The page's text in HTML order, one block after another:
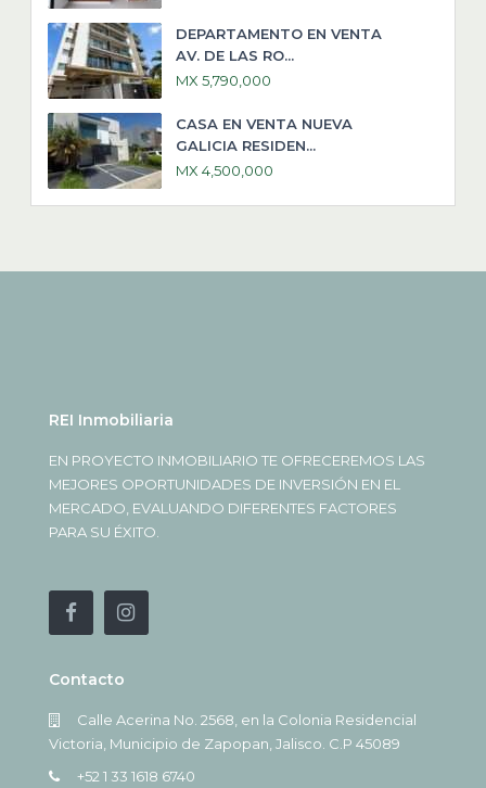
DEPARTAMENTO EN VENTA
AV. DE LAS RO...
MX 5,790,000
CASA EN VENTA NUEVA
GALICIA RESIDEN...
MX 4,500,000
REI Inmobiliaria
EN PROYECTO INMOBILIARIO TE OFRECEREMOS LAS
MEJORES OPORTUNIDADES DE INVERSIÓN EN EL
MERCADO, EVALUANDO DIFERENTES FACTORES
PARA SU ÉXITO.
Contacto
Calle Acerina No. 2568, en la Colonia Residencial
Victoria, Municipio de Zapopan, Jalisco. C.P 45089
+52 1 33 1618 6740